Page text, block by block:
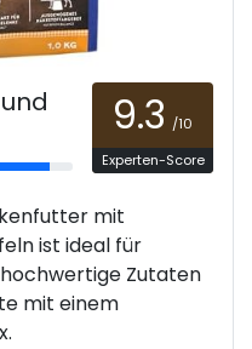
9.3 /10
Experten-Score
mit
ist ideal für
Zutaten
mit einem